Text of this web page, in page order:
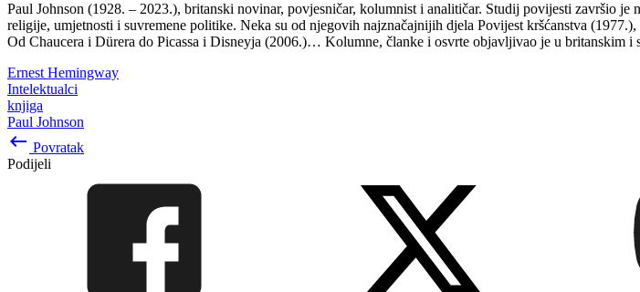
Paul Johnson (1928. – 2023.), britanski novinar, povjesničar, kolumnist i analitičar. Studij povijesti završio
religije, umjetnosti i suvremene politike. Neka su od njegovih najznačajnijih djela Povijest kršćanstva
Od Chaucera i Dürera do Picassa i Disneyja (2006.)… Kolumne, članke i osvrte objavljivao je u britanskim i
Ernest Hemingway
Intelektualci
knjiga
Paul Johnson
keyboard_backspace Povratak
Podijeli